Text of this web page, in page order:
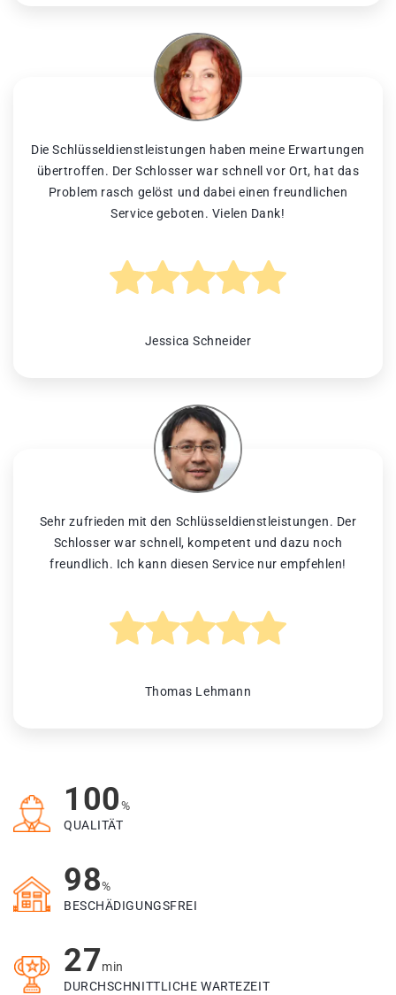
Die Schlüsseldienstleistungen haben meine Erwartungen
übertroffen. Der Schlosser war schnell vor Ort, hat das
Problem rasch gelöst und dabei einen freundlichen
Service geboten. Vielen Dank!
Jessica Schneider
Sehr zufrieden mit den Schlüsseldienstleistungen. Der
Schlosser war schnell, kompetent und dazu noch
freundlich. Ich kann diesen Service nur empfehlen!
Thomas Lehmann
100%
QUALITÄT
98%
BESCHÄDIGUNGSFREI
27min
DURCHSCHNITTLICHE WARTEZEIT